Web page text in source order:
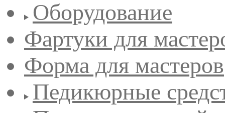
Оборудование
Фартуки для
Форма для мастеров
Педикюрные